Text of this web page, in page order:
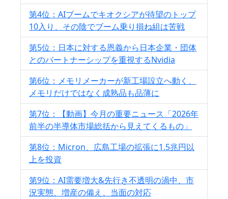
第4位：AIブームでキオクシアが待望のトップ
10入り、その陰でブーム乗り損ね組は苦戦
第5位：日本に対する恩義から日本企業・団体
とのパートナーシップを重視するNvidia
第6位：メモリメーカーが新工場設立へ動く、
メモリだけではなく成熟品も品薄に
第7位：【動画】今月の重要ニュース「2026年
前半の半導体市場総括から見えてくるもの」
第8位：Micron、広島工場の拡張に1.5兆円以
上を投資
第9位：AI需要増大&先行き不透明の渦中、市
況実態、増産の備え、当面の対応